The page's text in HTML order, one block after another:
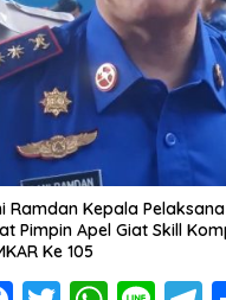
Ramdan Kepala
Pimpin Apel Giat Skill
Ke 105